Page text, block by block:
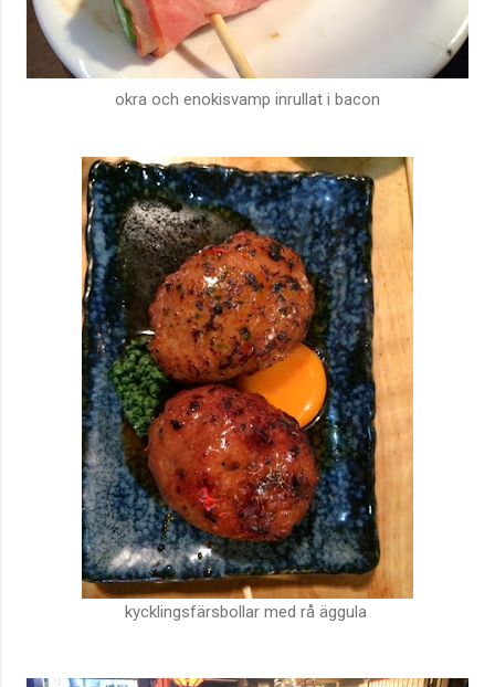
okra och enokisvamp inrullat i bacon
kycklingsfärsbollar med rå äggula